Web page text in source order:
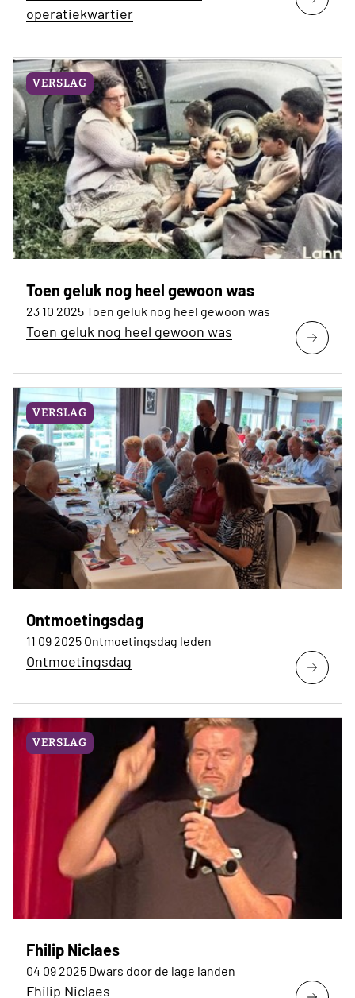
operatiekwartier
VERSLAG
Toen geluk nog heel gewoon was
23 10 2025 Toen geluk nog heel gewoon was
Toen geluk nog heel gewoon was
VERSLAG
Ontmoetingsdag
11 09 2025 Ontmoetingsdag leden
Ontmoetingsdag
VERSLAG
Fhilip Niclaes
04 09 2025 Dwars door de lage landen
Fhilip Niclaes